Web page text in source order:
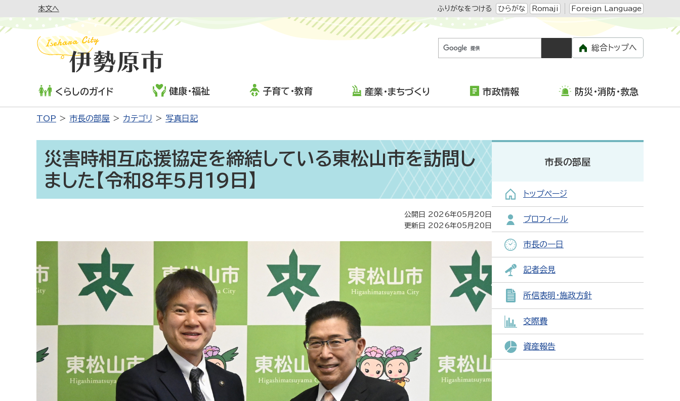
本文へ ふりがなをつける ひらがな Romaji Foreign Language
総合トップへ
くらしのガイド 健康・福祉 子育て・教育 産業・まちづくり 市政情報 防災・消防・救急
TOP 市長の部屋 カテゴリ 写真日記
災害時相互応援協定を締結している東松山市を訪問し
ました【令和8年5月19日】
公開日 2026年05月20日
更新日 2026年05月20日
市長の部屋
トップページ
プロフィール
市長の一日
記者会見
所信表明・施政方針
交際費
資産報告